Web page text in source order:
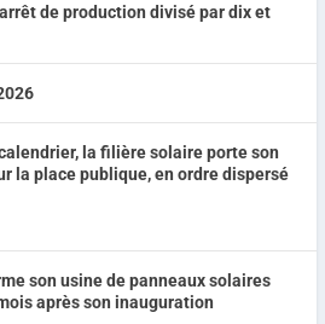
de production divisé par dix et
la filière solaire porte son
la place publique, en ordre dispersé
son usine de panneaux solaires
après son inauguration